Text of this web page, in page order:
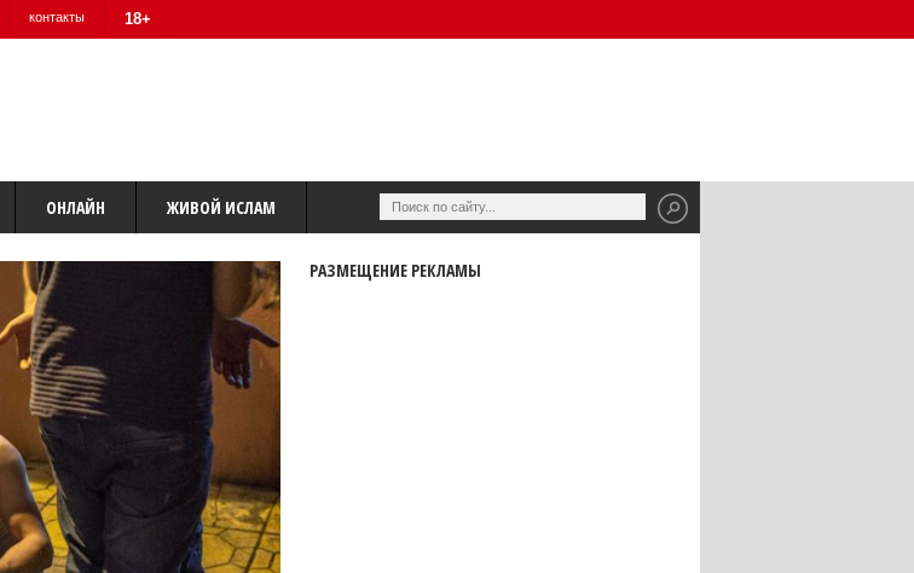
контакты 18+
ОНЛАЙН ЖИВОЙ ИСЛАМ
РАЗМЕЩЕНИЕ РЕКЛАМЫ